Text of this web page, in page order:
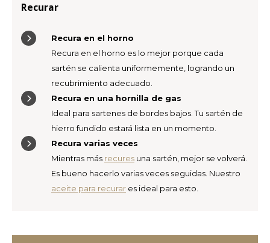
Recurar
Recura en el horno
Recura en el horno es lo mejor porque cada
sartén se calienta uniformemente, logrando un
recubrimiento adecuado.
Recura en una hornilla de gas
Ideal para sartenes de bordes bajos. Tu sartén de
hierro fundido estará lista en un momento.
Recura varias veces
Mientras más recures una sartén, mejor se volverá.
Es bueno hacerlo varias veces seguidas. Nuestro
aceite para recurar es ideal para esto.